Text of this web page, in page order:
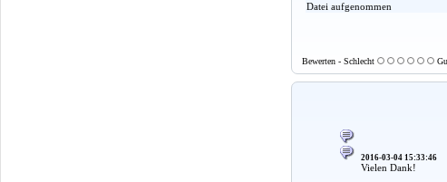
Datei aufgenommen
Bewerten - Schlecht
2016-03-04 15:33:46
Vielen Dank!